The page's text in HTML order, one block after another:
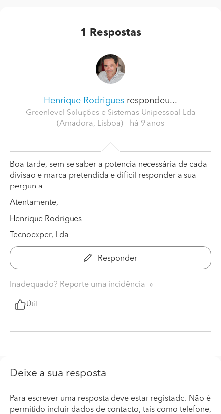
1 Respostas
Henrique Rodrigues respondeu...
Greenlevel Soluções e Sistemas Unipessoal Lda
(Amadora, Lisboa) - há 9 anos
Boa tarde, sem se saber a potencia necessária de cada
divisao e marca pretendida e dificil responder a sua
pergunta.
Atentamente,
Henrique Rodrigues
Tecnoexper, Lda
Responder
Inadequado? Reporte uma incidência
Útil
Deixe a sua resposta
Para escrever uma resposta deve estar registado. Não é
permitido incluir dados de contacto, tais como telefone,